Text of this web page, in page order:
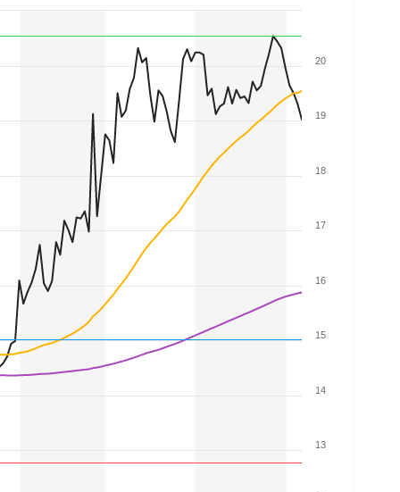
13
14
15
16
17
18
19
20